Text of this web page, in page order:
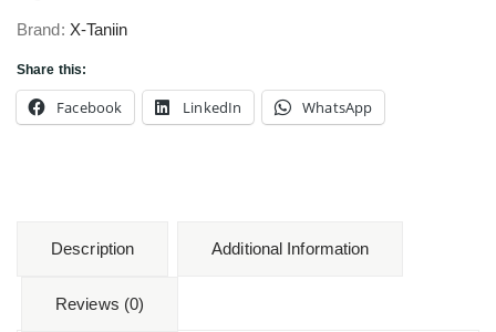
Brand: X-Taniin
Share this:
Facebook LinkedIn WhatsApp
Description Additional Information
Reviews (0)